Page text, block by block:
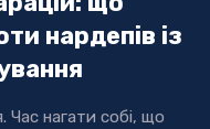
нардепів із
Час нагати собі, що